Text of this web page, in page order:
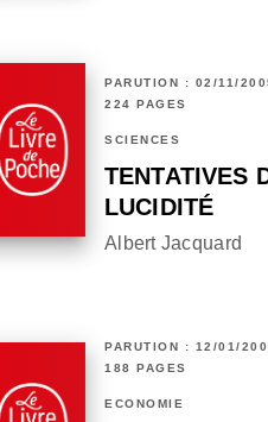
PARUTION : 02/11/
224 PAGES
SCIENCES
TENTATIVES
LUCIDITÉ
Albert Jacquard
PARUTION : 12/01/
188 PAGES
ECONOMIE